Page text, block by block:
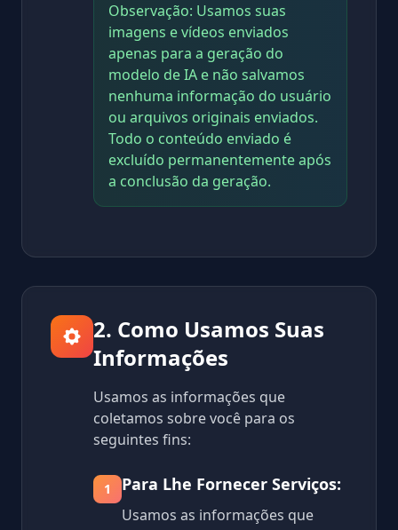
Observação: Usamos suas
imagens e vídeos enviados
apenas para a geração do
modelo de IA e não salvamos
nenhuma informação do usuário
ou arquivos originais enviados.
Todo o conteúdo enviado é
excluído permanentemente após
a conclusão da geração.
2. Como Usamos Suas
Informações
Usamos as informações que
coletamos sobre você para os
seguintes fins:
1 Para Lhe Fornecer Serviços:
Usamos as informações que